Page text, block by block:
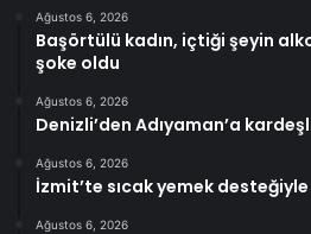
Ağustos 6, 2026
Başörtülü kadın, içtiği şeyin
şoke oldu
Ağustos 6, 2026
Denizli’den Adıyaman’a
Ağustos 6, 2026
İzmit’te sıcak yemek
Ağustos 6, 2026